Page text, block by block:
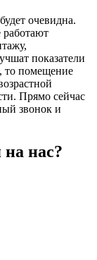
очевидна.
работают
показатели
то помещение
Прямо сейчас
звонок и
нас?